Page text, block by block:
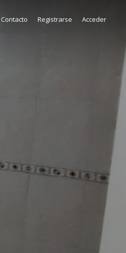
Registrarse Acceder
Contacto